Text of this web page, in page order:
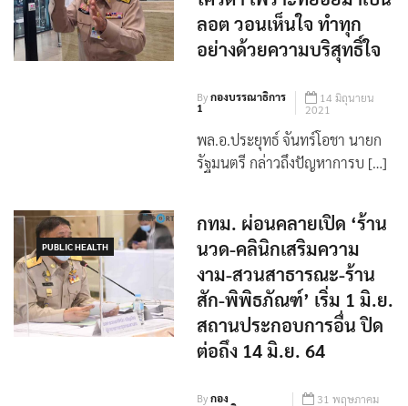
ลอต วอนเห็นใจ ทำทุก
อย่างด้วยความบริสุทธิ์ใจ
Byกองบรรณาธิการ
1
14 มิถุนายน
2021
พล.อ.ประยุทธ์ จันทร์โอชา นายก
รัฐมนตรี กล่าวถึงปัญหาการบ […]
PUBLIC HEALTH
กทม. ผ่อนคลายเปิด ‘ร้าน
นวด-คลินิกเสริมความ
งาม-สวนสาธารณะ-ร้าน
สัก-พิพิธภัณฑ์’ เริ่ม 1 มิ.ย.
สถานประกอบการอื่น ปิด
ต่อถึง 14 มิ.ย. 64
Byกอง
31 พฤษภาคม